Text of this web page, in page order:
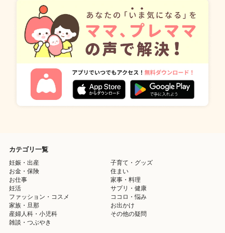
カテゴリ一覧
妊娠・出産
子育て・グッズ
お金・保険
住まい
お仕事
家事・料理
妊活
サプリ・健康
ファッション・コスメ
ココロ・悩み
家族・旦那
お出かけ
産婦人科・小児科
その他の疑問
雑談・つぶやき